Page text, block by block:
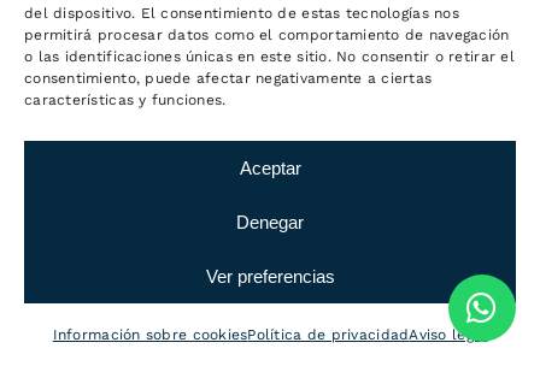
del dispositivo. El consentimiento de estas tecnologías nos
permitirá procesar datos como el comportamiento de navegación
o las identificaciones únicas en este sitio. No consentir o retirar el
consentimiento, puede afectar negativamente a ciertas
características y funciones.
Aceptar
Denegar
Ver preferencias
Información sobre cookiesPolítica de privacidadAviso legal